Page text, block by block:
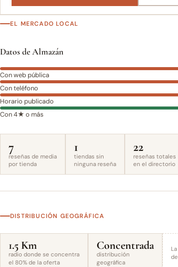
EL MERCADO LOCAL
Datos de Almazán
Con web pública
Con teléfono
Horario publicado
Con 4★ o más
7
reseñas de media
por tienda
1
tiendas sin
ninguna reseña
22
reseñas totales
en el directorio
DISTRIBUCIÓN GEOGRÁFICA
1.5 Km
radio donde se concentra
el 80% de la oferta
Concentrada
distribución
geográfica